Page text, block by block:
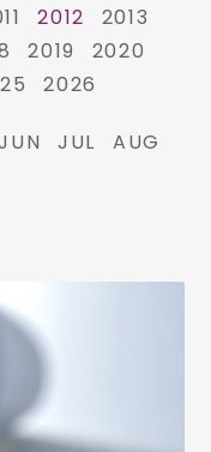
2012
2013
2019
2020
2026
JUL
AUG